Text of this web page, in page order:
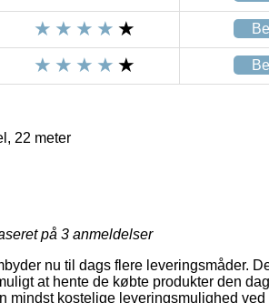
22 meter
på 3 anmeldelser
nu til dags flere leveringsmåder.
at hente de købte produkter den
mindst kostelige leveringsmulighed